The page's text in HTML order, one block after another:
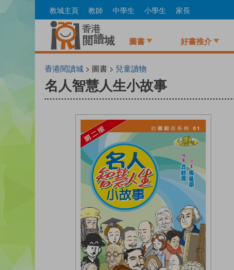
to
教城主頁 教師 中學生 小學生 家長
圖書 好書推介
香港閱讀城 > 圖書 > 兒童讀物
名人智慧人生小故事